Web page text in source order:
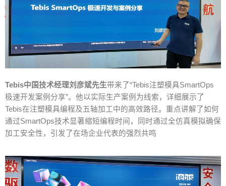
Tebis中国技术经理刘彦斌先生带来了“Tebis注塑模具SmartOps
极速开发案例分享”。他以实际生产案例为线索，详细展示了
Tebis在注塑模具编程及五轴加工中的高效路径。重点讲解了如何
通过SmartOps技术显著缩短编程时间，同时通过全仿真模拟确保
加工安全性，引发了在场企业代表的强烈共鸣